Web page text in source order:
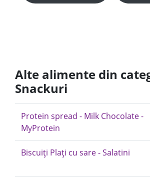
Alte alimente din
Snackuri
Protein spread - Milk Chocolate -
MyProtein
Biscuiți Plați cu sare - Salatini